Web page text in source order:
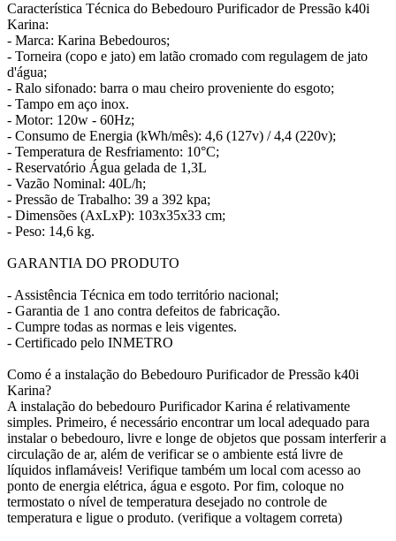
Característica Técnica do Bebedouro Purificador de Pressão k40i
Karina:
- Marca: Karina Bebedouros;
- Torneira (copo e jato) em latão cromado com regulagem de jato
d'água;
- Ralo sifonado: barra o mau cheiro proveniente do esgoto;
- Tampo em aço inox.
- Motor: 120w - 60Hz;
- Consumo de Energia (kWh/mês): 4,6 (127v) / 4,4 (220v);
- Temperatura de Resfriamento: 10°C;
- Reservatório Água gelada de 1,3L
- Vazão Nominal: 40L/h;
- Pressão de Trabalho: 39 a 392 kpa;
- Dimensões (AxLxP): 103x35x33 cm;
- Peso: 14,6 kg.
GARANTIA DO PRODUTO
- Assistência Técnica em todo território nacional;
- Garantia de 1 ano contra defeitos de fabricação.
- Cumpre todas as normas e leis vigentes.
- Certificado pelo INMETRO
Como é a instalação do Bebedouro Purificador de Pressão k40i
Karina?
A instalação do bebedouro Purificador Karina é relativamente
simples. Primeiro, é necessário encontrar um local adequado para
instalar o bebedouro, livre e longe de objetos que possam interferir a
circulação de ar, além de verificar se o ambiente está livre de
líquidos inflamáveis! Verifique também um local com acesso ao
ponto de energia elétrica, água e esgoto. Por fim, coloque no
termostato o nível de temperatura desejado no controle de
temperatura e ligue o produto. (verifique a voltagem correta)